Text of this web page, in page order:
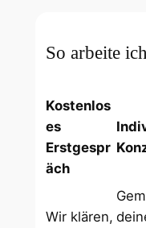
So arbeite
Kostenlos
es
Erstgespr
äch
Wir klären,